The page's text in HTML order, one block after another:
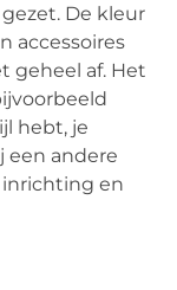
De kleur
accessoires
geheel af. Het
hebt, je
een andere
inrichting en